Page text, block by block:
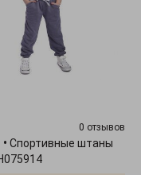
0 отзывов
• Спортивные штаны